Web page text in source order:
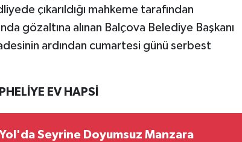
çıkarıldığı mahkeme tarafından
gözaltına alınan Balçova Belediye Başkanı
ardından cumartesi günü serbest
EV HAPSİ
Seyrine Doyumsuz Manzara